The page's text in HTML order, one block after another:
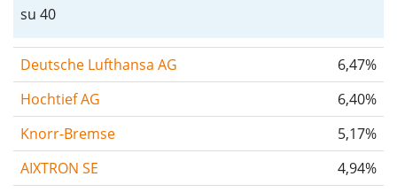
su 40
Deutsche Lufthansa AG
6,47%
Hochtief AG
6,40%
Knorr-Bremse
5,17%
AIXTRON SE
4,94%